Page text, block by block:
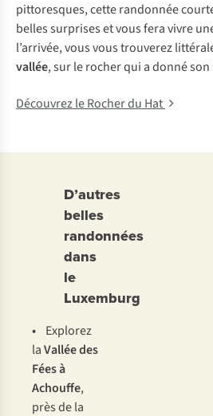
pittoresques, cette randonnée
belles surprises et vous fera vivre
l’arrivée, vous vous trouverez
vallée, sur le rocher qui a donné
Découvrez le Rocher du Hat
D’autres
belles
randonnées
dans
le
Luxemburg
• Explorez
laVallée des
Fées à
Achouffe,
près de la